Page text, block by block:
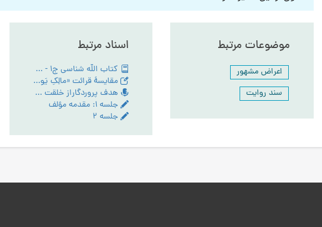
موضوعات مرتبط
اعراض مشهور
سند روایت
اسناد مرتبط
کتاب الله شناسی ج1 - PDF
مقایسۀ قرائت «مالِکِ یَومِ الدّین» و «مَلِکِ یَومِ الدّین» در سورۀ حمد
هدف پروردگاراز خلقت انسان - تبیین مقام عبودیت- آیین رستگاری ج:1
جلسه ۱: مقدمه مؤلف
جلسه ۲